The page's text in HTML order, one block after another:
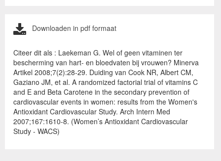
Downloaden in pdf formaat
Citeer dit als : Laekeman G. Wel of geen vitaminen ter
bescherming van hart- en bloedvaten bij vrouwen? Minerva
Artikel 2008;7(2):28-29. Duiding van Cook NR, Albert CM,
Gaziano JM, et al. A randomized factorial trial of vitamins C
and E and Beta Carotene in the secondary prevention of
cardiovascular events in women: results from the Women's
Antioxidant Cardiovascular Study. Arch Intern Med
2007;167:1610-8. (Women’s Antioxidant Cardiovascular
Study - WACS)